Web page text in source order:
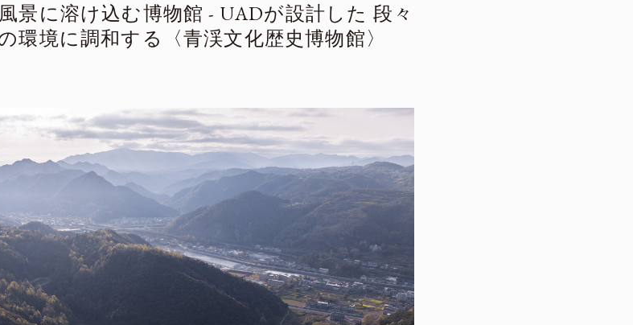
景に溶け込む博物館 - UADが設計した 段々
環境に調和する〈青渓文化歴史博物館〉